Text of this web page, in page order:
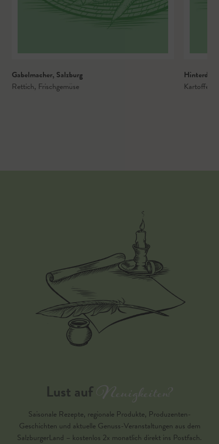
Gabelmacher, Salzburg
Rettich, Frischgemüse
Kartoffel
Lust aufNeuigkeiten?
Saisonale Rezepte, regionale Produkte, Produzenten-
Geschichten und aktuelle Genuss-Veranstaltungen aus dem
SalzburgerLand – kostenlos 2x monatlich direkt ins Postfach.